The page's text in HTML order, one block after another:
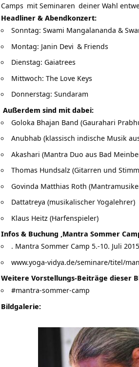
Camps mit Seminaren deiner Wahl
Headliner & Abendkonzert:
Sonntag: Swami Mangalananda &
Montag: Janin Devi & Friends
Dienstag: Gaiatrees
Mittwoch: The Love Keys
Donnerstag: Sundaram
Außerdem sind mit dabei:
Goloka Bhajan Band (Gaurahari
Anubhab (klassisch indische Musik
Akashari (Mantra Duo aus Bad
Thomas Hundsalz (Gitarren und
Govinda Matthias Roth
Dattatreya (musikalischer Yogalehrer)
Klaus Heitz (Harfenspieler)
Infos & Buchung ‚Mantra Sommer
. Mantra Sommer Camp 5.-10. Juli 2015
www.yoga-vidya.de/seminare/titel/
Weitere Vorstellungs-Beiträge dieser
#mantra-sommer-camp
Bildgalerie: